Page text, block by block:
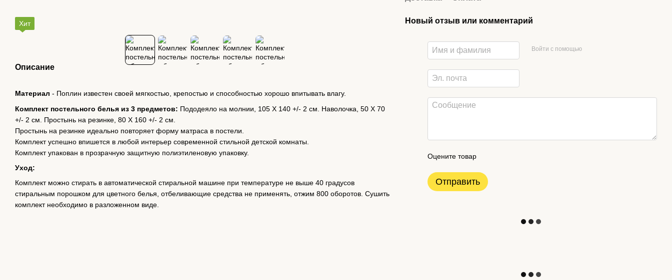
Хит
Описание
Материал - Поплин известен своей мягкостью, крепостью и способностью хорошо впитывать влагу.
Комплект постельного белья из 3 предметов: Пододеяло на молнии, 105 Х 140 +/- 2 см. Наволочка, 50 Х 70
+/- 2 см. Простынь на резинке, 80 Х 160 +/- 2 см.
Простынь на резинке идеально повторяет форму матраса в постели.
Комплект успешно впишется в любой интерьер современной стильной детской комнаты.
Комплект упакован в прозрачную защитную полиэтиленовую упаковку.
Уход:
Комплект можно стирать в автоматической стиральной машине при температуре не выше 40 градусов
стиральным порошком для цветного белья, отбеливающие средства не применять, отжим 800 оборотов. Сушить
комплект необходимо в разложенном виде.
Новый отзыв или комментарий
Войти с помощью
Оцените товар
Отправить